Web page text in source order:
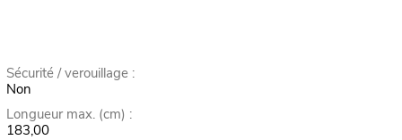
Sécurité / verouillage :
Non
Longueur max. (cm) :
183,00